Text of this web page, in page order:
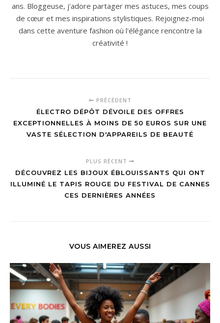
ans. Bloggeuse, j'adore partager mes astuces, mes coups
de cœur et mes inspirations stylistiques. Rejoignez-moi
dans cette aventure fashion où l'élégance rencontre la
créativité !
PRÉCÉDENT
ÉLECTRO DÉPÔT DÉVOILE DES OFFRES
EXCEPTIONNELLES À MOINS DE 50 EUROS SUR UNE
VASTE SÉLECTION D'APPAREILS DE BEAUTÉ
PLUS RÉCENT
DÉCOUVREZ LES BIJOUX ÉBLOUISSANTS QUI ONT
ILLUMINÉ LE TAPIS ROUGE DU FESTIVAL DE CANNES
CES DERNIÈRES ANNÉES
VOUS AIMEREZ AUSSI